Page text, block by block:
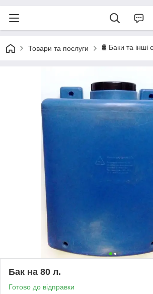
Товари та послуги 🛢️ Баки та інші
Бак на 80 л.
Готово до відправки